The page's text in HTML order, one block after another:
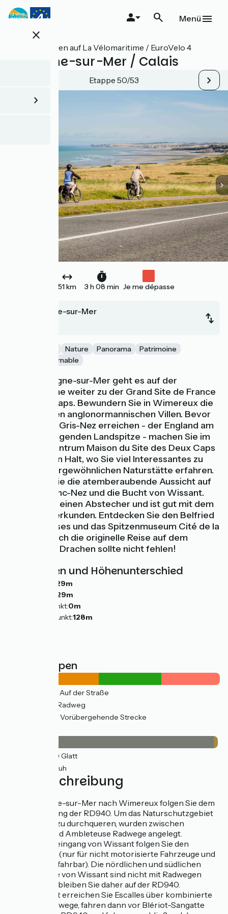
Direkt
zum
close
Menü
Alle Etappen auf La Vélomaritime / EuroVelo 4
Boulogne-sur-Mer / Calais
Etappe 50/53
51 km 3 h 08 min Je me dépasse
Boulogne-sur-Mer
Nature Panorama
Patrimoine
Site Incontournable
Nach Boulogne-sur-Mer geht es auf der
Vélomaritime weiter zu der Grand Site de France
des Deux-Caps. Bewundern Sie in Wimereux die
farbenfrohen anglonormannischen Villen. Bevor
Sie das Kap Gris-Nez erreichen - der England am
nächsten liegenden Landspitze - machen Sie im
Besucherzentrum Maison du Site des Deux Caps
in Audinghen Halt, wo Sie viel Interessantes zu
dieser außergewöhnlichen Naturstätte erfahren.
Genießen Sie die atemberaubende Aussicht auf
das Kap Blanc-Nez und die Bucht von Wissant.
Calais lohnt einen Abstecher und ist gut mit dem
Fahrrad zu erkunden. Entdecken Sie den Belfried
des Rathauses und das Spitzenmuseum Cité de la
Dentelle; auch die originelle Reise auf dem
Rücken des Drachen sollte nicht fehlen!
Steigungen und Höhenunterschied
329m
329m
Tiefster Punkt:0m
Höchster Punkt:128m
Straßentypen
(59%) Auf der Straße
(41%) Radweg
(38%) Vorübergehende Strecke
(97%) Glatt
(2%) Rauh
Wegbeschreibung
Von Boulogne-sur-Mer nach Wimereux folgen Sie dem
Radweg entlang der RD940. Um das Naturschutzgebiet
Slack Dunes zu durchqueren, wurden zwischen
Wimereux und Ambleteuse Radwege angelegt.
Bis zum Ortseingang von Wissant folgen Sie den
Landstraßen (nur für nicht motorisierte Fahrzeuge und
Landwirte befahrbar). Die nördlichen und südlichen
Ortseingänge von Wissant sind nicht mit Radwegen
ausgestattet; bleiben Sie daher auf der RD940.
Nach Wissant erreichen Sie Escalles über kombinierte
Rad- und Fußwege, fahren dann vor Blériot-Sangatte